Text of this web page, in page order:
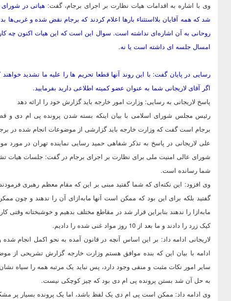
وی با اشاره به اقدامات هیات نظارت بر اجرای برجام، گفت: هیاتی در
شد که همه آقایان بلااستثناء بارها اعلام کردند که برجام نقض شده و
روحانی به آن اشاره‌ای نداشته است. سوال این است که این هیات اکنون چه
امسال جلسه ای داشته است یا نه.
رسایی در پایان گفت: با این روند آنها قطعا تحریم ها را علیه ما تشدید
اگر آقای لاریجانی شما به عنوان عضو کمیته اطلاعی دارید بفرمایید.
پاسخ لاریجانی به رسایی: وزارت امور خارجه باید گزارش خود را ارائه دهد
برجام است گفت که وزارت خارجه باید گزارشی از موضوعات انجام شده در
علی لاریجانی در پاسخ به تذکر شفاهی حمید رسایی نماینده تهران در
شورای عالی امنیت ملی برای نظارت بر اجرای برجام در گفت: جلسات
شما رسانده است.
وی افزود: این نکته‌ای که شما گفتید مبنی بر این که مقام معظم رهبری
گفتید بلکه برای این بود که ممکن است آنها مابه‌ازای آن را ندهند و چون
مابه‌ازا را ندهند بنابراین قرار شد در مقاطع مختلف بدهیم و خوشبختانه وقتی
کیک زرد را دادند و ما بعد از 10 روز مواد غنی شده را دادیم.
لاریجانی ادامه داد: بر این اساس آنچه در قانون آمده به نحو اکمل
ادامه با بیان این که بنده موافق هستم وزارت خارجه گزارش تشریحی از
سایر امور نکات مثبت و منفی وجود دارد، پس نباید یک مرتبه همه را سیاه
به حل آن شد بستن پرونده پی ام دی بود که چیز کوچکی نیست.
وی ادامه داد: ممکن است پی ام دی یک لفظ باشد، اما یک پرونده بسیار پر